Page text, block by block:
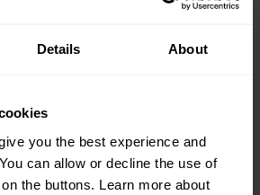
Details About
you the best experience and
can allow or decline the use of
the buttons. Learn more about